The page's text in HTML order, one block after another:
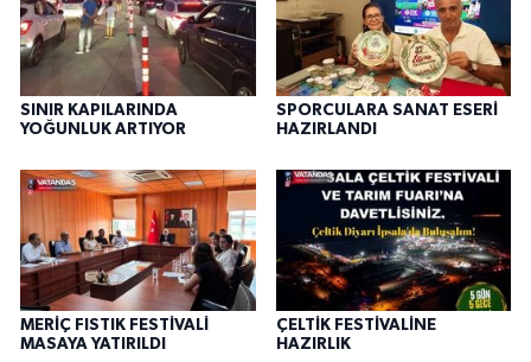
SINIR KAPILARINDA
YOĞUNLUK ARTIYOR
SPORCULARA SANAT ESERİ
HAZIRLANDI
MERİÇ FISTIK FESTİVALİ
MASAYA YATIRILDI
ÇELTİK FESTİVALİNE
HAZIRLIK